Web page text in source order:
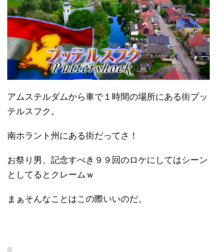
アムステルダムから車で１時間の場所にある街プッ
テルスフク。
南ホラント州にある街だってさ！
お祭り男、記念すべき９９回のロケにしてはシーン
としてるとクレームｗ
まぁそんなことはこの際いいのだ。